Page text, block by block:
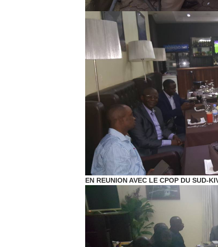
EN REUNION AVEC LE CPOP DU SUD-